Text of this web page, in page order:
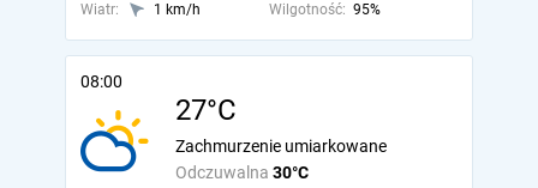
Wiatr:
1 km/h Wilgotność: 95%
08:00
27°C
Odczuwalna 30°C
Zachmurzenie umiarkowane